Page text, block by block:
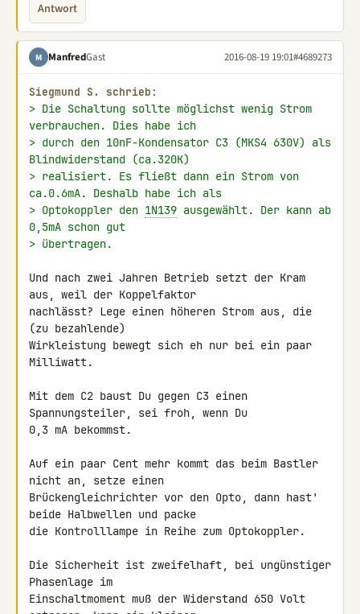
Antwort
M ManfredGast 2016-08-19 19:01#4689273
Siegmund S. schrieb:
> Die Schaltung sollte möglichst wenig Strom
verbrauchen. Dies habe ich
> durch den 10nF-Kondensator C3 (MKS4 630V) als
Blindwiderstand (ca.320K)
> realisiert. Es fließt dann ein Strom von
ca.0.6mA. Deshalb habe ich als
> Optokoppler den 1N139 ausgewählt. Der kann ab
0,5mA schon gut
> übertragen.
Und nach zwei Jahren Betrieb setzt der Kram
aus, weil der Koppelfaktor
nachlässt? Lege einen höheren Strom aus, die
(zu bezahlende)
Wirkleistung bewegt sich eh nur bei ein paar
Milliwatt.
Mit dem C2 baust Du gegen C3 einen
Spannungsteiler, sei froh, wenn Du
0,3 mA bekommst.
Auf ein paar Cent mehr kommt das beim Bastler
nicht an, setze einen
Brückengleichrichter vor den Opto, dann hast'
beide Halbwellen und packe
die Kontrolllampe in Reihe zum Optokoppler.
Die Sicherheit ist zweifelhaft, bei ungünstiger
Phasenlage im
Einschaltmoment muß der Widerstand 650 Volt